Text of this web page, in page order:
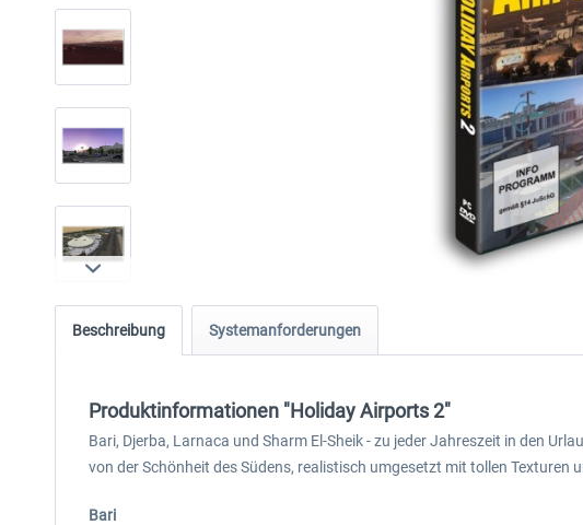
Beschreibung Systemanforderungen
Produktinformationen "Holiday Airports 2"
Bari, Djerba, Larnaca und Sharm El-Sheik - zu jeder Jahreszeit in den
von der Schönheit des Südens, realistisch umgesetzt mit tollen Texturen
Bari